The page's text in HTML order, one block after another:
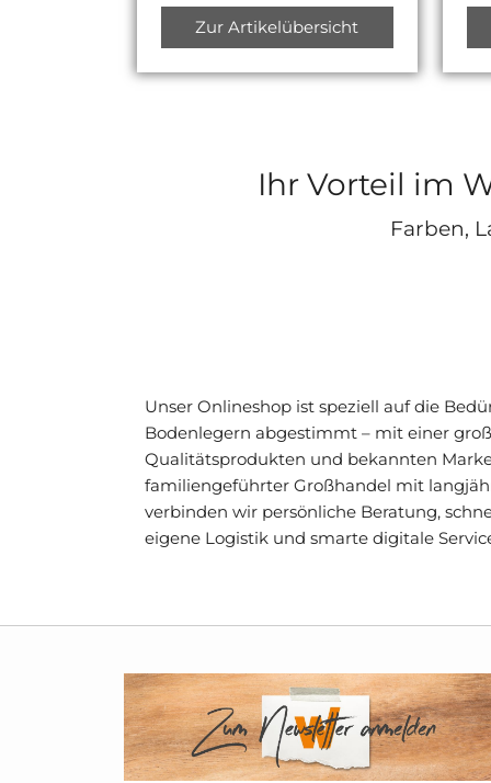
Zur Artikelübersicht
Ihr Vorteil im
Farben,
Unser Onlineshop ist speziell auf die
Bodenlegern abgestimmt – mit einer
Qualitätsprodukten und bekannten
familiengeführter Großhandel mit
verbinden wir persönliche Beratung,
eigene Logistik und smarte digitale